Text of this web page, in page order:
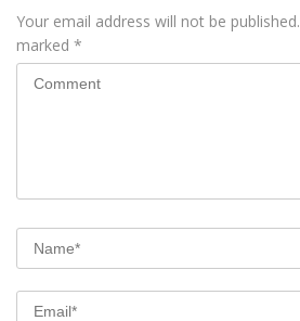
Your email address will not be published.
marked *